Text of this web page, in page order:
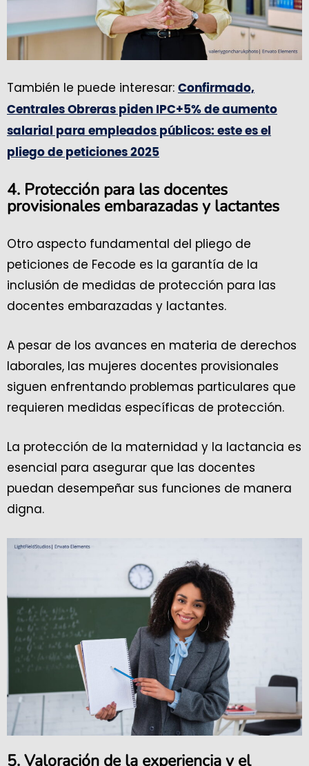
También le puede interesar: Confirmado,
Centrales Obreras piden IPC+5% de aumento
salarial para empleados públicos: este es el
pliego de peticiones 2025
4. Protección para las docentes
provisionales embarazadas y lactantes
Otro aspecto fundamental del pliego de
peticiones de Fecode es la garantía de la
inclusión de medidas de protección para las
docentes embarazadas y lactantes.
A pesar de los avances en materia de derechos
laborales, las mujeres docentes provisionales
siguen enfrentando problemas particulares que
requieren medidas específicas de protección.
La protección de la maternidad y la lactancia es
esencial para asegurar que las docentes
puedan desempeñar sus funciones de manera
digna.
5. Valoración de la experiencia y el